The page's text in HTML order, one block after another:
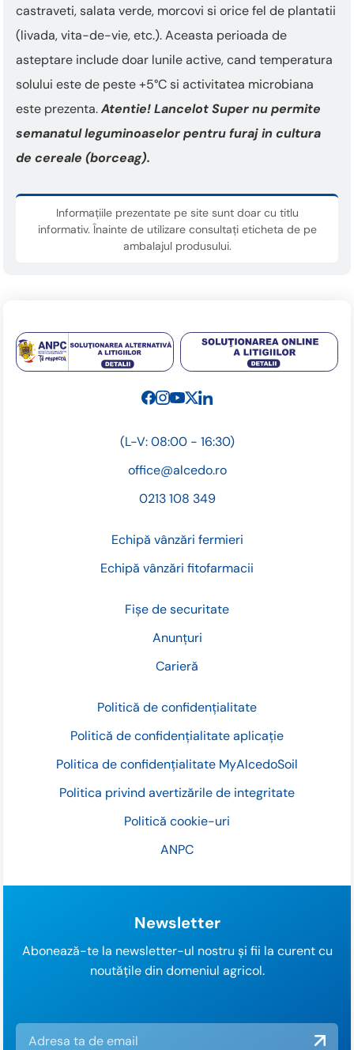
castraveti, salata verde, morcovi si orice fel de plantatii
(livada, vita-de-vie, etc.). Aceasta perioada de
asteptare include doar lunile active, cand temperatura
solului este de peste +5°C si activitatea microbiana
este prezenta.Atentie! Lancelot Super nu permite
semanatul leguminoaselor pentru furaj in cultura
de cereale (borceag).
Informațiile prezentate pe site sunt doar cu titlu
informativ. Înainte de utilizare consultați eticheta de pe
ambalajul produsului.
Fișe de securitate
Anunțuri
Carieră
Politică de confidențialitate
Politică de confidențialitate aplicație
Politica de confidențialitate MyAlcedoSoil
Politica privind avertizările de integritate
Politică cookie-uri
ANPC
(L-V: 08:00 - 16:30)
office@alcedo.ro
0213 108 349
Echipă vânzări fermieri
Echipă vânzări fitofarmacii
Newsletter
Abonează-te la newsletter-ul nostru și fii la curent cu
noutățile din domeniul agricol.